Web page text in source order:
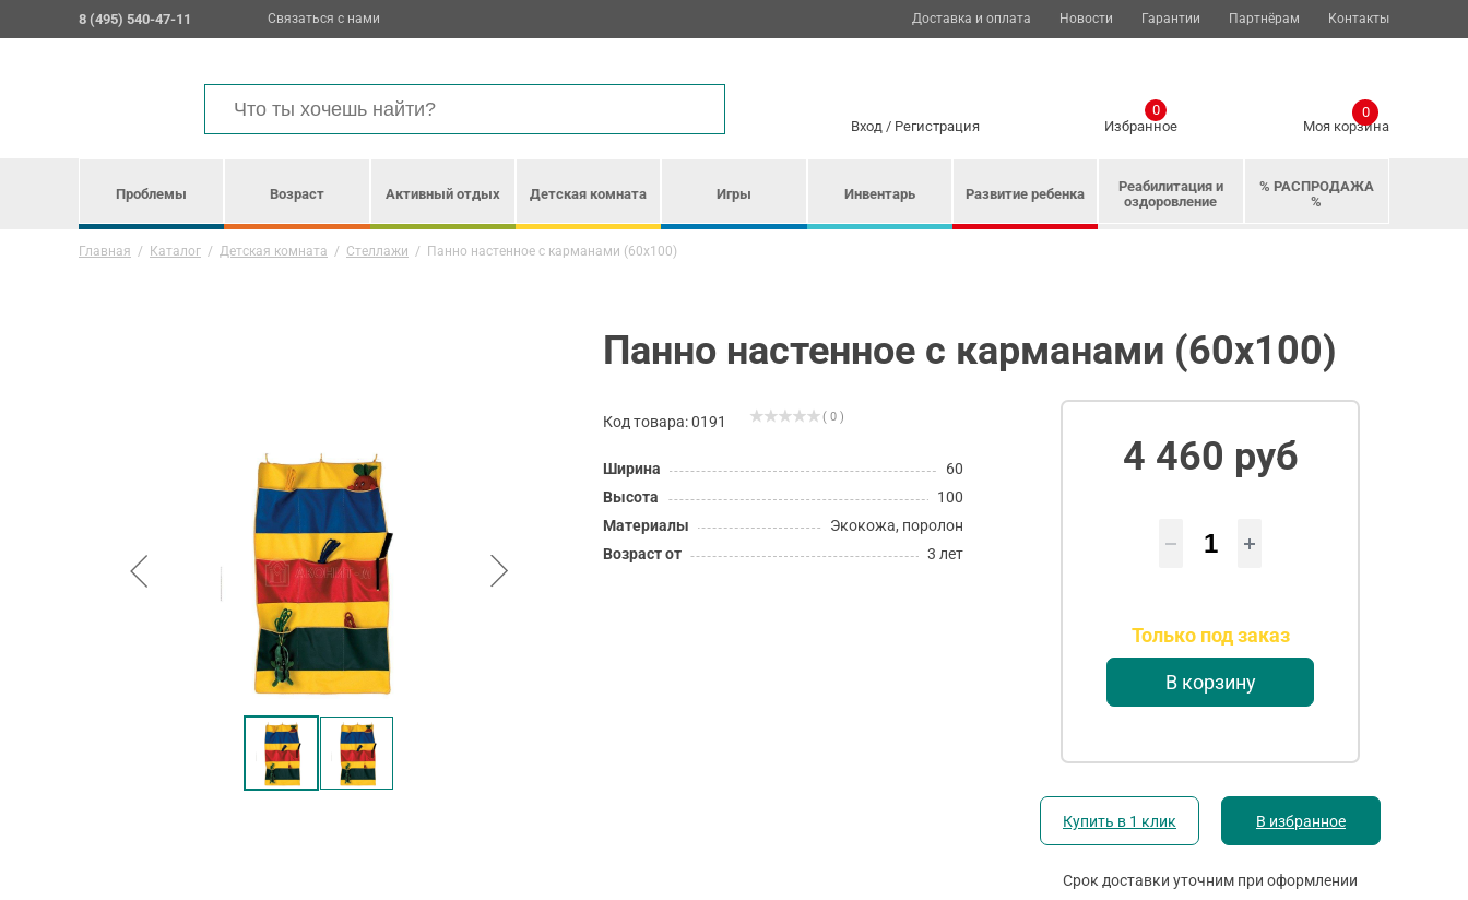
8 (495) 540-47-11 Связаться с нами Доставка и оплата Новости Гарантии Партнёрам Контакты
Вход/ Регистрация Избранное
0
Моя корзина
0
Проблемы Возраст Активный отдых Детская комната Игры Инвентарь Развитие ребенка
Реабилитация и
оздоровление
% РАСПРОДАЖА
%
Главная / Каталог / Детская комната / Стеллажи / Панно настенное с карманами (60х100)
Панно настенное с карманами (60х100)
Код товара: 0191 ( 0 )
Ширина
60
Высота
100
Материалы
Экокожа, поролон
Возраст от
3 лет
4 460 руб
Только под заказ
В корзину
Купить в 1 клик В избранное
Срок доставки уточним при оформлении